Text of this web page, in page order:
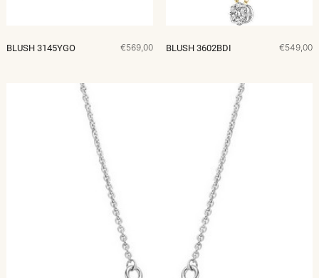
BLUSH 3145YGO €569,00 BLUSH 3602BDI €549,00